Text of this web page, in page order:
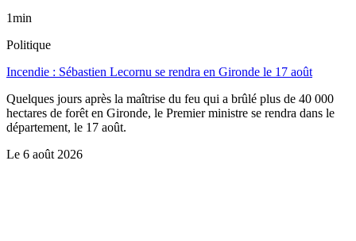
1min
Politique
Incendie : Sébastien Lecornu se rendra en Gironde le 17 août
Quelques jours après la maîtrise du feu qui a brûlé plus de 40 000
hectares de forêt en Gironde, le Premier ministre se rendra dans le
département, le 17 août.
Le 6 août 2026